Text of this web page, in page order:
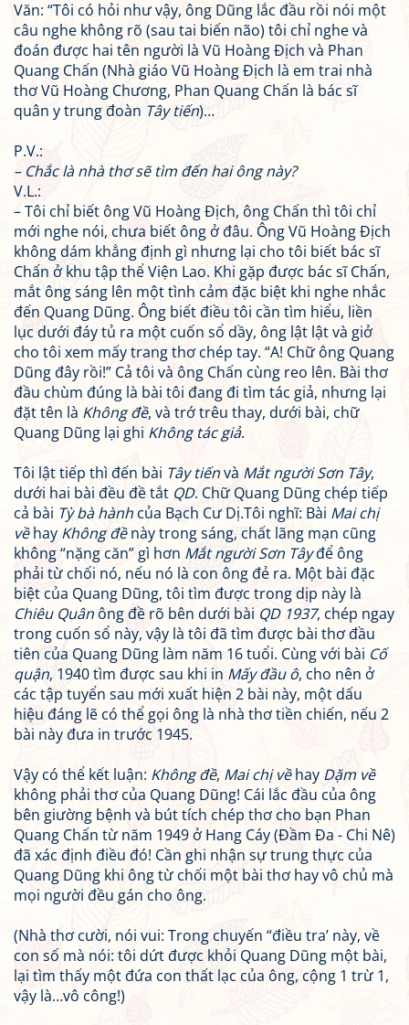
Văn: “Tôi có hỏi như vậy, ông Dũng lắc đầu rồi nói một
câu nghe không rõ (sau tai biến não) tôi chỉ nghe và
đoán được hai tên người là Vũ Hoàng Địch và Phan
Quang Chấn (Nhà giáo Vũ Hoàng Địch là em trai nhà
thơ Vũ Hoàng Chương, Phan Quang Chấn là bác sĩ
quân y trung đoàn Tây tiến)…
P.V.:
– Chắc là nhà thơ sẽ tìm đến hai ông này?
V.L.:
– Tôi chỉ biết ông Vũ Hoàng Địch, ông Chấn thì tôi chỉ
mới nghe nói, chưa biết ông ở đâu. Ông Vũ Hoàng Địch
không dám khẳng định gì nhưng lại cho tôi biết bác sĩ
Chấn ở khu tập thể Viện Lao. Khi gặp được bác sĩ Chấn,
mắt ông sáng lên một tình cảm đặc biệt khi nghe nhắc
đến Quang Dũng. Ông biết điều tôi cần tìm hiểu, liền
lục dưới đáy tủ ra một cuốn sổ dầy, ông lật lật và giở
cho tôi xem mấy trang thơ chép tay. “A! Chữ ông Quang
Dũng đây rồi!” Cả tôi và ông Chấn cùng reo lên. Bài thơ
đầu chùm đúng là bài tôi đang đi tìm tác giả, nhưng lại
đặt tên là Không đề, và trớ trêu thay, dưới bài, chữ
Quang Dũng lại ghi Không tác giả.
Tôi lật tiếp thì đến bài Tây tiếnvà Mắt người Sơn Tây,
dưới hai bài đều đề tắt QD. Chữ Quang Dũng chép tiếp
cả bài Tỳ bà hànhcủa Bạch Cư Dị.Tôi nghĩ: Bài Mai chị
vềhay Không đềnày trong sáng, chất lãng mạn cũng
không “nặng căn” gì hơn Mắt người Sơn Tâyđể ông
phải từ chối nó, nếu nó là con ông đẻ ra. Một bài đặc
biệt của Quang Dũng, tôi tìm được trong dịp này là
Chiêu Quân ông đề rõ bên dưới bài QD 1937, chép ngay
trong cuốn sổ này, vậy là tôi đã tìm được bài thơ đầu
tiên của Quang Dũng làm năm 16 tuổi. Cùng với bài Cố
quận, 1940 tìm được sau khi in Mấy đầu ô, cho nên ở
các tập tuyển sau mới xuất hiện 2 bài này, một dấu
hiệu đáng lẽ có thể gọi ông là nhà thơ tiền chiến, nếu 2
bài này đưa in trước 1945.
Vậy có thể kết luận: Không đề, Mai chị vềhay Dặm về
không phải thơ của Quang Dũng! Cái lắc đầu của ông
bên giường bệnh và bút tích chép thơ cho bạn Phan
Quang Chấn từ năm 1949 ở Hang Cáy (Đầm Đa - Chi Nê)
đã xác định điều đó! Cần ghi nhận sự trung thực của
Quang Dũng khi ông từ chối một bài thơ hay vô chủ mà
mọi người đều gán cho ông.
(Nhà thơ cười, nói vui: Trong chuyến “điều tra’ này, về
con số mà nói: tôi dứt được khỏi Quang Dũng một bài,
lại tìm thấy một đứa con thất lạc của ông, cộng 1 trừ 1,
vậy là…vô công!)